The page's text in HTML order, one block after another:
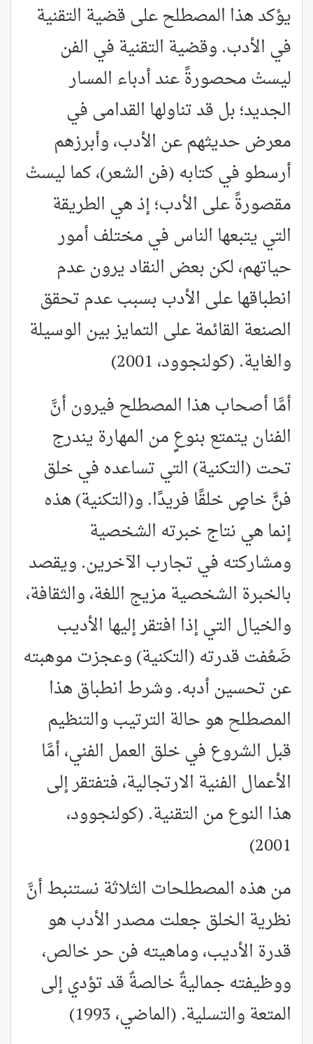
يؤكد هذا المصطلح على قضية التقنية
في الأدب. وقضية التقنية في الفن
ليستْ محصورةً عند أدباء المسار
الجديد؛ بل قد تناولها القدامى في
معرض حديثهم عن الأدب، وأبرزهم
أرسطو في كتابه (فن الشعر)، كما ليستْ
مقصورةً على الأدب؛ إذ هي الطريقة
التي يتبعها الناس في مختلف أمور
حياتهم، لكن بعض النقاد يرون عدم
انطباقها على الأدب بسبب عدم تحقق
الصنعة القائمة على التمايز بين الوسيلة
والغاية. (كولنجوود، 2001)
أمَّا أصحاب هذا المصطلح فيرون أنَّ
الفنان يتمتع بنوعٍ من المهارة يندرج
تحت (التكنية) التي تساعده في خلق
فنٍّ خاصٍ خلقًا فريدًا. و(التكنية) هذه
إنما هي نتاج خبرته الشخصية
ومشاركته في تجارب الآخرين. ويقصد
بالخبرة الشخصية مزيج اللغة، والثقافة،
والخيال التي إذا افتقر إليها الأديب
ضَعُفت قدرته (التكنية) وعجزت موهبته
عن تحسين أدبه. وشرط انطباق هذا
المصطلح هو حالة الترتيب والتنظيم
قبل الشروع في خلق العمل الفني، أمَّا
الأعمال الفنية الارتجالية، فتفتقر إلى
هذا النوع من التقنية. (كولنجوود،
2001)
من هذه المصطلحات الثلاثة نستنبط أنَّ
نظرية الخلق جعلت مصدر الأدب هو
قدرة الأديب، وماهيته فن حر خالص،
ووظيفته جماليةٌ خالصةٌ قد تؤدي إلى
المتعة والتسلية. (الماضي، 1993)